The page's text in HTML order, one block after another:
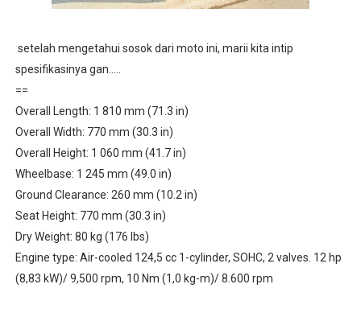
setelah mengetahui sosok dari moto ini, marii kita intip
spesifikasinya gan.....
==
Overall Length: 1 810 mm (71.3 in)
Overall Width: 770 mm (30.3 in)
Overall Height: 1 060 mm (41.7 in)
Wheelbase: 1 245 mm (49.0 in)
Ground Clearance: 260 mm (10.2 in)
Seat Height: 770 mm (30.3 in)
Dry Weight: 80 kg (176 lbs)
Engine type: Air-cooled 124,5 cc 1-cylinder, SOHC, 2 valves. 12 hp
(8,83 kW)/ 9,500 rpm, 10 Nm (1,0 kg-m)/ 8.600 rpm